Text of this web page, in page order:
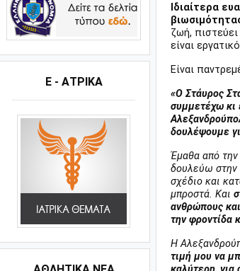
Ε - ΑΤΡΙΚΑ
Ιδιαίτερα
ζωή,
είναι
Είναι
«Ο Στάυρος
συμμετέχω κι
δουλέψουμε
Έμαθα από την
δουλεύω στην
σχέδιο και
μπροστά. Και
ανθρώπους
την φροντίδα
Η
τιμή μου να